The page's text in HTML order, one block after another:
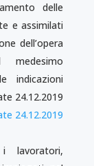
delle
e assimilati
dell’opera
indicazioni
24.12.2019
24.12.2019
lavoratori,